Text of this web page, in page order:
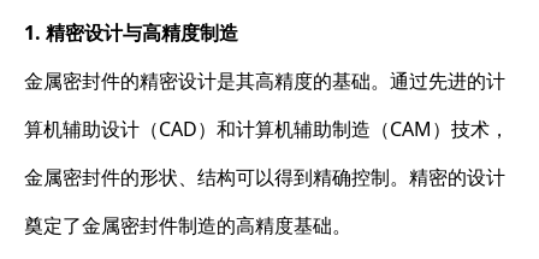
1. 精密设计与高精度制造
金属密封件的精密设计是其高精度的基础。通过先进的计
算机辅助设计（CAD）和计算机辅助制造（CAM）技术，
金属密封件的形状、结构可以得到精确控制。精密的设计
奠定了金属密封件制造的高精度基础。